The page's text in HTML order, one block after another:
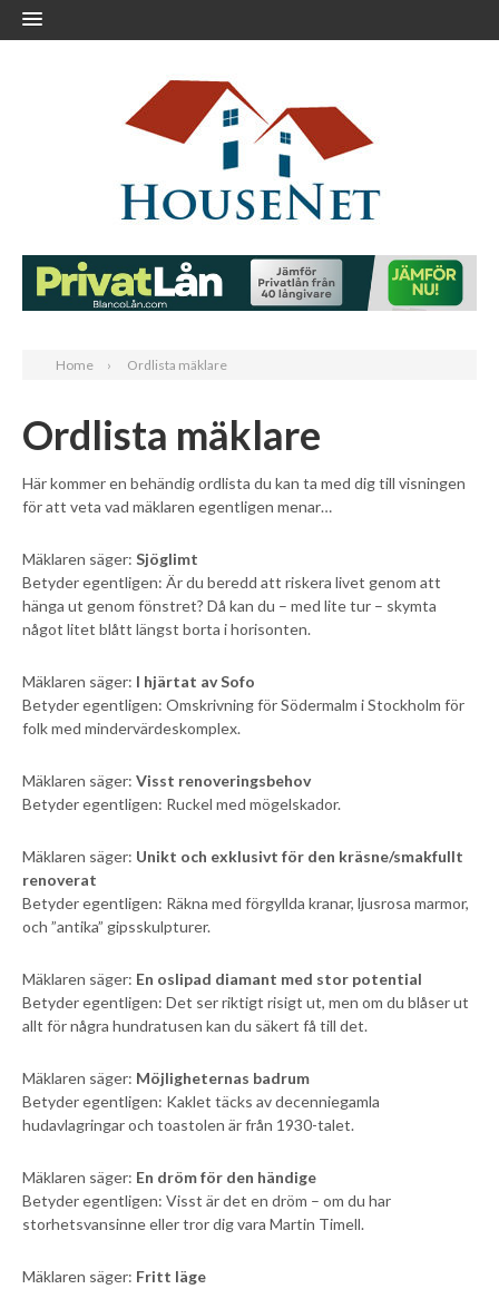
Home Ordlista mäklare
Ordlista mäklare
Här kommer en behändig ordlista du kan ta med dig till visningen
för att veta vad mäklaren egentligen menar…
Mäklaren säger: Sjöglimt
Betyder egentligen: Är du beredd att riskera livet genom att
hänga ut genom fönstret? Då kan du – med lite tur – skymta
något litet blått längst borta i horisonten.
Mäklaren säger: I hjärtat av Sofo
Betyder egentligen: Omskrivning för Södermalm i Stockholm för
folk med mindervärdeskomplex.
Mäklaren säger: Visst renoveringsbehov
Betyder egentligen: Ruckel med mögelskador.
Mäklaren säger: Unikt och exklusivt för den kräsne/smakfullt
renoverat
Betyder egentligen: Räkna med förgyllda kranar, ljusrosa marmor,
och ”antika” gipsskulpturer.
Mäklaren säger: En oslipad diamant med stor potential
Betyder egentligen: Det ser riktigt risigt ut, men om du blåser ut
allt för några hundratusen kan du säkert få till det.
Mäklaren säger: Möjligheternas badrum
Betyder egentligen: Kaklet täcks av decenniegamla
hudavlagringar och toastolen är från 1930-talet.
Mäklaren säger: En dröm för den händige
Betyder egentligen: Visst är det en dröm – om du har
storhetsvansinne eller tror dig vara Martin Timell.
Mäklaren säger: Fritt läge